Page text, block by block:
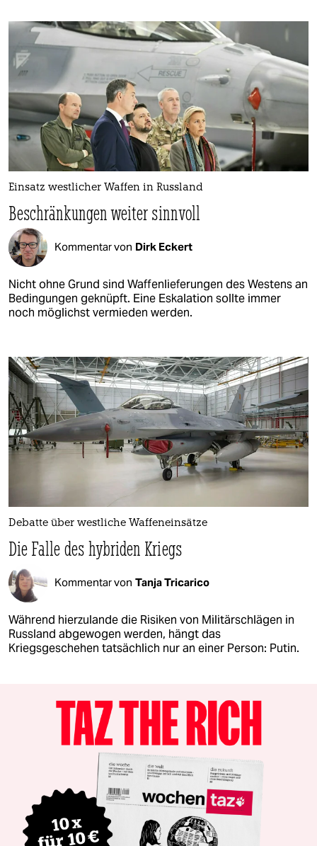
Einsatz westlicher Waffen in Russland
Beschränkungen weiter sinnvoll
Kommentar von Dirk Eckert
Nicht ohne Grund sind Waffenlieferungen des Westens an
Bedingungen geknüpft. Eine Eskalation sollte immer
noch möglichst vermieden werden.
Debatte über westliche Waffeneinsätze
Die Falle des hybriden Kriegs
Kommentar von Tanja Tricarico
Während hierzulande die Risiken von Militärschlägen in
Russland abgewogen werden, hängt das
Kriegsgeschehen tatsächlich nur an einer Person: Putin.